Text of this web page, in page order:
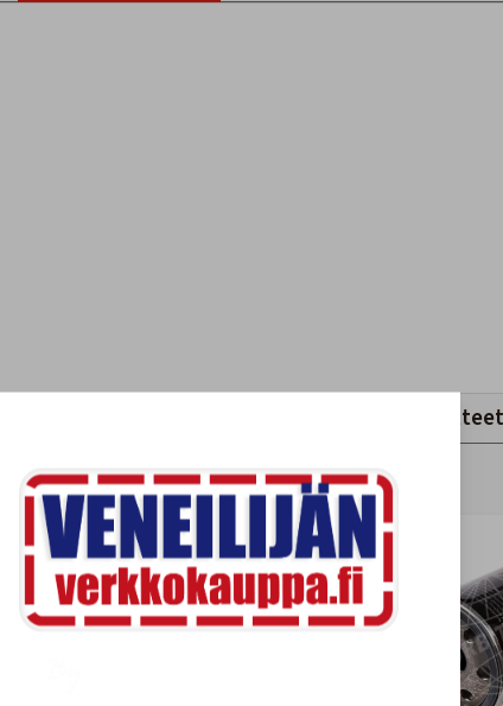
tuotteet Viimeksi katsotut tuotteet
-14% -14%